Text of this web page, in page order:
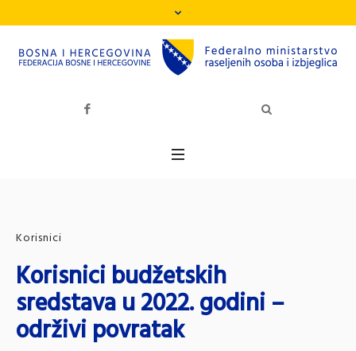
Korisnici
Korisnici budžetskih
sredstava u 2022. godini –
održivi povratak